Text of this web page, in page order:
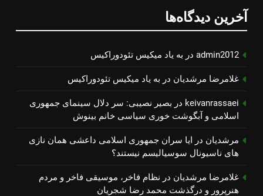
آخرین دیدگاه‌ها
admin2012 در به یاد میكیس تئودوراكیس
غلامرضا مرشدیان در به یاد میكیس تئودوراكیس
keivanrassaei در بصیر نصیبی: سر دلال سینمای جمهوری
اسلامی و آبگوشت خوری سیاسی خانم بینوش
مرشدیان در
ایا سران جمهوری اسلامی داعشی همان نازی
های ناسیونال سوسیالیسم نیستند؟
غلامرضا مرشدیان در نظام فاخر، موسیقی فاخر و مردم
هنرپرور و درگذشت محمد رضا شجریان